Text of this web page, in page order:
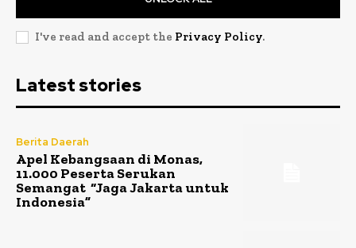
I've read and accept the Privacy Policy.
Latest stories
Berita Daerah
Apel Kebangsaan di Monas,
11.000 Peserta Serukan
Semangat “Jaga Jakarta untuk
Indonesia”